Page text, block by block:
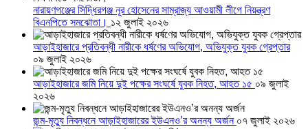
নারায়ণগঞ্জের সিদ্ধিরগঞ্জ নূর হোসেনের সাম্রাজ্য আওয়ামী লীগে নিয়ন্ত্রণ
বিএনপিতে সমঝোতা। ১২ জুলাই ২০২৬
আড়াইহাজারে প্রতিবন্ধী নারীকে ধর্ষণের অভিযোগ, অভিযুক্ত যুবক গ্রেপ্তার
০৯ জুলাই ২০২৬
আড়াইহাজারে জমি নিয়ে দুই পক্ষের সংঘর্ষে যুবক নিহত, আহত ১৫ ০৯ জুলাই
২০২৬
জন্ম-মৃত্যু নিবন্ধনে আড়াইহাজারের ইউএনও’র অনন্য অর্জন ০৭ জুলাই ২০২৬